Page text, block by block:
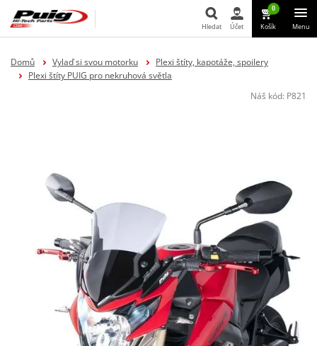
Hledat
Hledat Účet
0
Košík Menu
Domů Vylaď si svou motorku
Plexi štíty, kapotáže, spoilery
Plexi štíty PUIG pro nekruhová světla
Náš kód: P821